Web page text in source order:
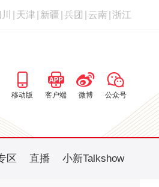
天津 新疆 兵团 云南 浙江
移动版 客户端 微博 公众号
区 直播 小新Talkshow